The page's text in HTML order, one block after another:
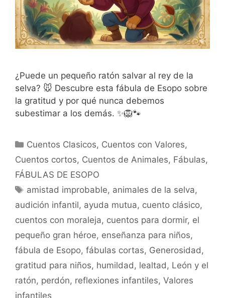
¿Puede un pequeño ratón salvar al rey de la
selva? 🐭 Descubre esta fábula de Esopo sobre
la gratitud y por qué nunca debemos
subestimar a los demás. ✨🦁🐾
Categorías
Cuentos Clasicos, Cuentos con Valores,
Cuentos cortos, Cuentos de Animales, Fábulas,
FÁBULAS DE ESOPO
Etiquetas
amistad improbable, animales de la selva,
audición infantil, ayuda mutua, cuento clásico,
cuentos con moraleja, cuentos para dormir, el
pequeño gran héroe, enseñanza para niños,
fábula de Esopo, fábulas cortas, Generosidad,
gratitud para niños, humildad, lealtad, León y el
ratón, perdón, reflexiones infantiles, Valores
infantiles